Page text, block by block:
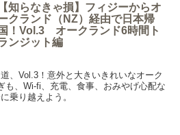
【知らなきゃ損】フィジーからオ
クランド（NZ）経由で日本帰
国！Vol.3 オークランド6時間ト
ンジット編
、Vol.3！意外と大きいきれいなオーク
も、Wi-fi、充電、食事、おみやげ心配な
乗り越えよう。